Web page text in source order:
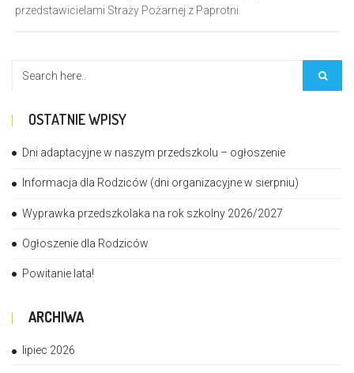
przedstawicielami Straży Pożarnej z Paprotni.
OSTATNIE WPISY
Dni adaptacyjne w naszym przedszkolu – ogłoszenie
Informacja dla Rodziców (dni organizacyjne w sierpniu)
Wyprawka przedszkolaka na rok szkolny 2026/2027
Ogłoszenie dla Rodziców
Powitanie lata!
ARCHIWA
lipiec 2026